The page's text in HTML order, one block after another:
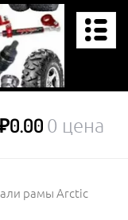
0 цена
рамы Arctic